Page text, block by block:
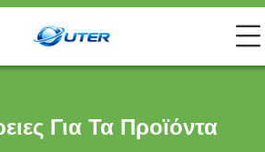
Για Τα Προϊόντα